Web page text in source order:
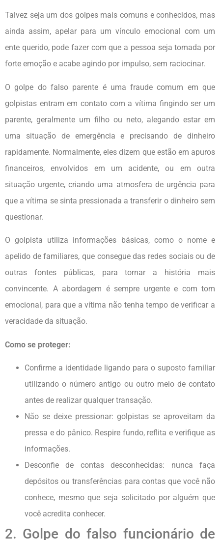
Talvez seja um dos golpes mais comuns e conhecidos, mas
ainda assim, apelar para um vínculo emocional com um
ente querido, pode fazer com que a pessoa seja tomada por
forte emoção e acabe agindo por impulso, sem raciocinar.
O golpe do falso parente é uma fraude comum em que
golpistas entram em contato com a vítima fingindo ser um
parente, geralmente um filho ou neto, alegando estar em
uma situação de emergência e precisando de dinheiro
rapidamente. Normalmente, eles dizem que estão em apuros
financeiros, envolvidos em um acidente, ou em outra
situação urgente, criando uma atmosfera de urgência para
que a vítima se sinta pressionada a transferir o dinheiro sem
questionar.
O golpista utiliza informações básicas, como o nome e
apelido de familiares, que consegue das redes sociais ou de
outras fontes públicas, para tornar a história mais
convincente. A abordagem é sempre urgente e com tom
emocional, para que a vítima não tenha tempo de verificar a
veracidade da situação.
Como se proteger:
Confirme a identidade ligando para o suposto familiar
utilizando o número antigo ou outro meio de contato
antes de realizar qualquer transação.
Não se deixe pressionar: golpistas se aproveitam da
pressa e do pânico. Respire fundo, reflita e verifique as
informações.
Desconfie de contas desconhecidas: nunca faça
depósitos ou transferências para contas que você não
conhece, mesmo que seja solicitado por alguém que
você acredita conhecer.
2. Golpe do falso funcionário de